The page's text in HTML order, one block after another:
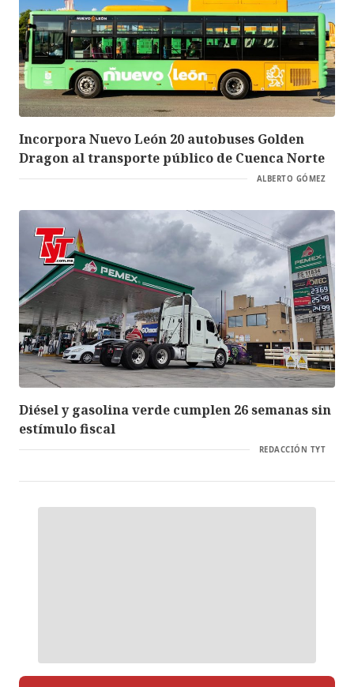
Incorpora Nuevo León 20 autobuses Golden
Dragon al transporte público de Cuenca Norte
ALBERTO GÓMEZ
Diésel y gasolina verde cumplen 26 semanas sin
estímulo fiscal
REDACCIÓN TYT